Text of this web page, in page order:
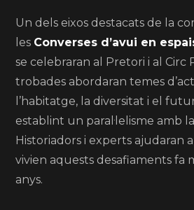
Un dels eixos destacats de la
les Converses d’avui en
se celebraran al Pretori i al Circ
trobades abordaran temes
l’habitatge, la diversitat i el
establint un paral·lelisme amb
Historiadors i experts ajudaran
vivien aquests desafiaments fa
anys.